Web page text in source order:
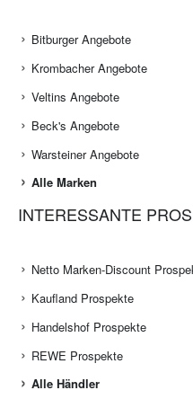
Bitburger Angebote
Krombacher Angebote
Veltins Angebote
Beck's Angebote
Warsteiner Angebote
Alle Marken
INTERESSANTE
Netto Marken-Discount
Kaufland Prospekte
Handelshof Prospekte
REWE Prospekte
Alle Händler